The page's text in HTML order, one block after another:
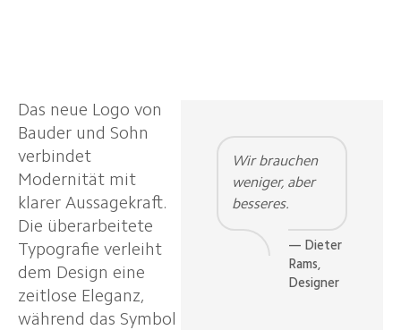
Das neue Logo von
Bauder und Sohn
verbindet
Modernität mit
klarer Aussagekraft.
Die überarbeitete
Typografie verleiht
dem Design eine
zeitlose Eleganz,
während das Symbol
Wir brauchen
weniger, aber
besseres.
— Dieter
Rams,
Designer